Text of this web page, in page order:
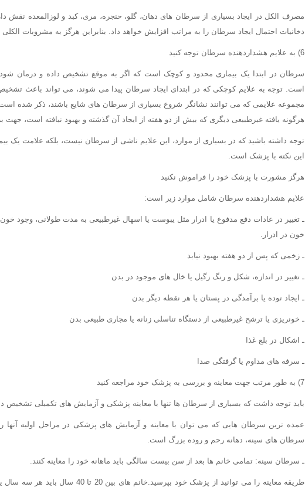
مصرف الکل در ایجاد بسیاری از سرطان های دهان، گلو، حنجره، مری، کبد و لوزالمعده نقش
دخانیات احتمال ایجاد سرطان را به مراتب افزایش خواهد داد. بنابراین هرگز به مشروبات الکلی
6) به علایم هشداردهنده سرطان توجه کنید
سرطان در ابتدا یک بیماری محدود و کوچک است که اگر به موقع تشخیص داده و درمان
است. توجه به علایم کوچکی که در ابتدای ایجاد سرطان پیدا می شوند، می تواند باعث
مجموعه علایمی که می توانند نشانگر شروع بسیاری از سرطان های شایع باشند، ذکر شده است.
هرگونه یافته غیرطبیعی دیگری که بیش از دو هفته از ایجاد آن گذشته و بهبود نیافته است،
توجه داشته باشید که در بسیاری از موارد، این علایم ناشی از سرطان نیست، بلکه علامت
این نکته با پزشک است.
هرگز مشورت با پزشک خود را فراموش نکنید
علایم هشداردهنده سرطان شامل موارد زیر است:
ـ تغییر در عادات دفع مدفوع یا ادرار مثل یبوست یا اسهال غیرطبیعی به مدت طولانی، وجود خون
خون در ادرار.
ـ زخمی که پس از دو هفته بهبود نیابد
ـ تغییر در اندازه، شکل و رنگ زگیل یا خال های موجود در بدن
ـ ایجاد توده یا برآمدگی در پستان یا هر نقطه دیگر بدن
ـ خونریزی یا ترشح غیرطبیعی از دستگاه تناسلی زنانه یا مجاری طبیعی بدن
ـ اشکال در بلع غذا
ـ سرفه های مداوم یا گرفتگی صدا
7) به طور مرتب جهت معاینه و بررسی به پزشک خود مراجعه کنید
باید توجه داشت که بسیاری از سرطان ها تنها با معاینه پزشکی و آزمایش های تکمیلی تشخیص
عمده ترین سرطان هایی که می توان با معاینه و آزمایش های پزشکی در مراحل اولیه
سرطان های سینه، دهانه رحم و روده بزرگ است.
ـ سرطان سینه: تمامی خانم ها بعد از سن بیست سالگی باید ماهانه خود را معاینه کنند.
طریقه معاینه را می توانید از پزشک خود